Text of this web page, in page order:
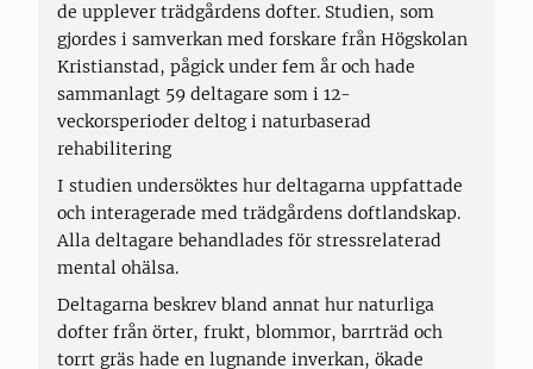
de upplever trädgårdens dofter. Studien, som
gjordes i samverkan med forskare från Högskolan
Kristianstad, pågick under fem år och hade
sammanlagt 59 deltagare som i 12-
veckorsperioder deltog i naturbaserad
rehabilitering
I studien undersöktes hur deltagarna uppfattade
och interagerade med trädgårdens doftlandskap.
Alla deltagare behandlades för stressrelaterad
mental ohälsa.
Deltagarna beskrev bland annat hur naturliga
dofter från örter, frukt, blommor, barrträd och
torrt gräs hade en lugnande inverkan, ökade